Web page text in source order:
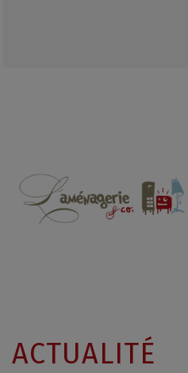
ACTUALITÉ